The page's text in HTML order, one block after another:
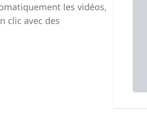
les vidéos,
clic avec des